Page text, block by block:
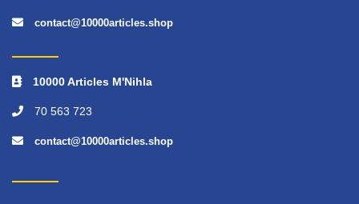
contact@10000articles.shop
10000 Articles M'Nihla
70 563 723
contact@10000articles.shop